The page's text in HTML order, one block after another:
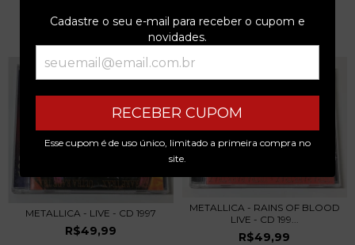
Cadastre o seu e-mail para receber o cupom e
novidades.
RECEBER CUPOM
Esse cupom é de uso único, limitado a primeira compra no
site.
x deR$13,33 sem juros 3 x deR$16,66 sem juros
METALLICA - LIVE - CD 1997
R$49,99
METALLICA - RAINS OF BLOOD
LIVE - CD 199...
R$49,99